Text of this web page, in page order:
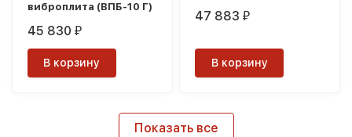
виброплита (ВПБ-10 Г)
45 830₽
В корзину
47 883₽
В корзину
Показать все